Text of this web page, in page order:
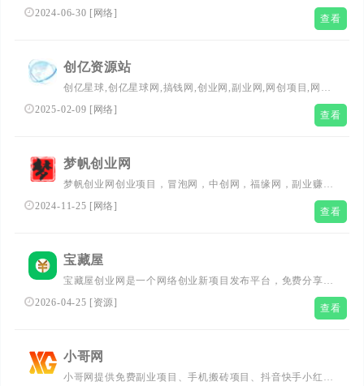
网上创业培训网站，不论老手还是小白，在这都能找到合适
2024-06-30 [网络] 查看
创亿资源站
创亿星球,创亿星球网,搞钱网,创业网,副业网,网创项目,网赚
项目,网络赚钱平台,创业平台,创业项目网站,赚钱平台,免费
2025-02-09 [网络] 查看
梦帆创业网
梦帆创业网创业项目，冒泡网，中创网，福缘网，副业赚
钱，助力网络赚钱创业，找项目就来梦帆创业网，小项目创
2024-11-25 [网络] 查看
宝藏屋
宝藏屋创业网是一个网络创业新项目发布平台，免费分享网
络副业项目、电商课程、软件工具、知识付费VIP创业课
程、AI创业教程与工具等，帮助大家获取最新创业项目信
2026-04-25 [资源] 查看
小哥网
小哥网提供免费副业项目、手机搬砖项目、抖音快手小红书